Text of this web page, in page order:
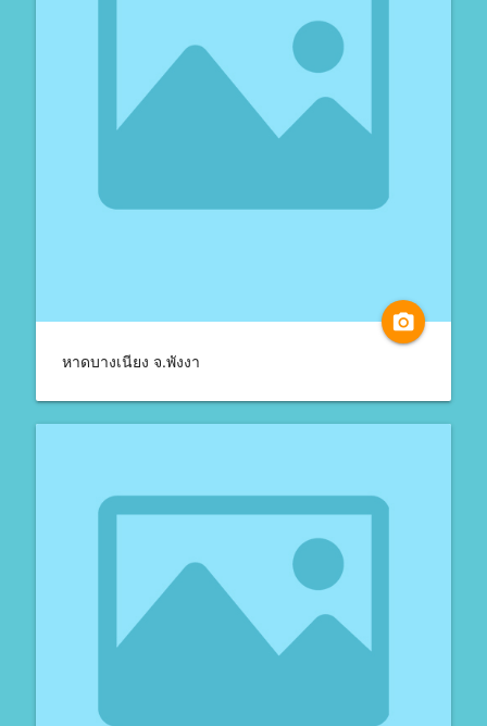
camera_alt
หาดบางเนียง จ.พังงา